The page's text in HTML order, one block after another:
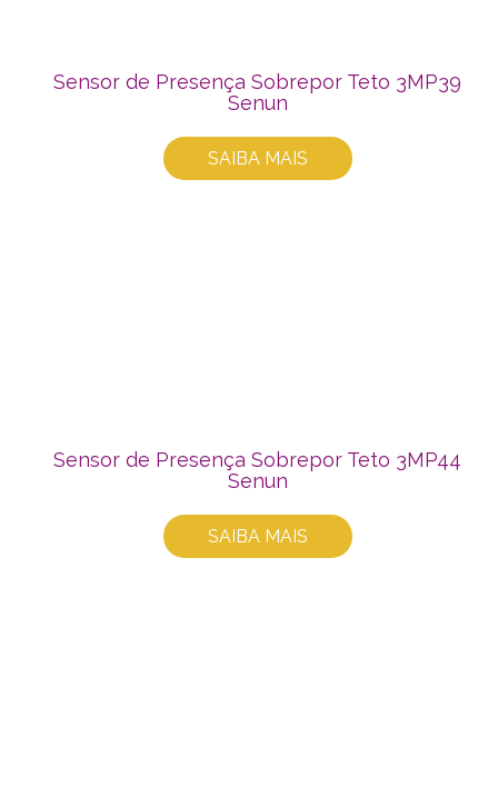
Sensor de Presença Sobrepor Teto 3MP39
Senun
SAIBA MAIS
Sensor de Presença Sobrepor Teto 3MP44
Senun
SAIBA MAIS